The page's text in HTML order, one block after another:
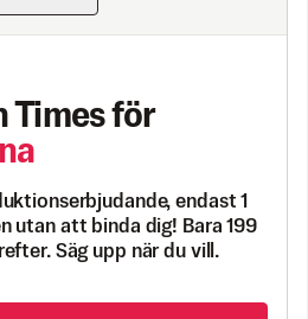
Times för
endast 1
utan att binda dig! Bara 199
Säg upp när du vill.